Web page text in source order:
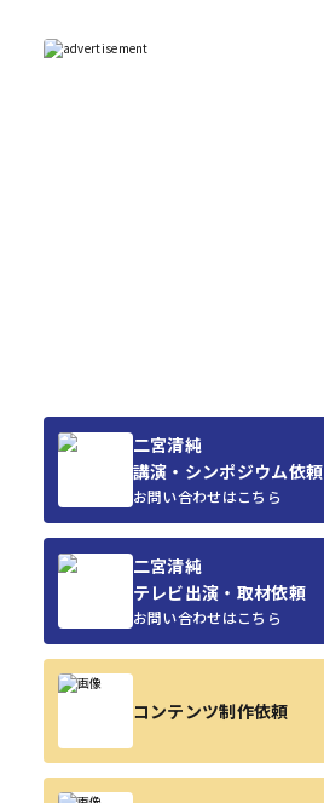
二宮清純
講演・シンポジウム依頼
お問い合わせはこちら
二宮清純
テレビ出演・取材依頼
お問い合わせはこちら
コンテンツ制作依頼